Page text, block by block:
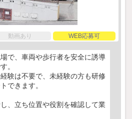
動画あり WEB応募可
で、車両や歩行者を安全に誘導
。
験は不要で、未経験の方も研修
できます。
、立ち位置や役割を確認して業